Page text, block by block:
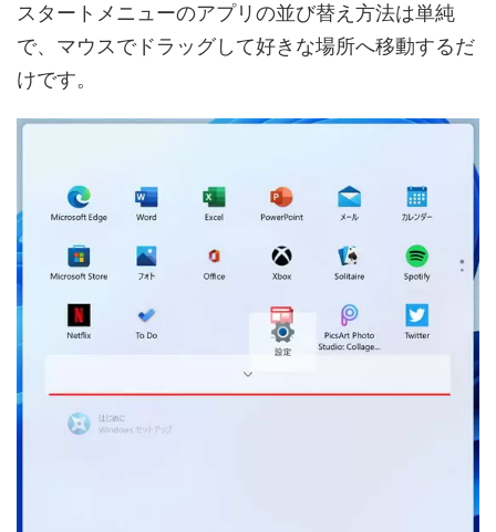
スタートメニューのアプリの並び替え方法は単純
で、マウスでドラッグして好きな場所へ移動するだ
けです。